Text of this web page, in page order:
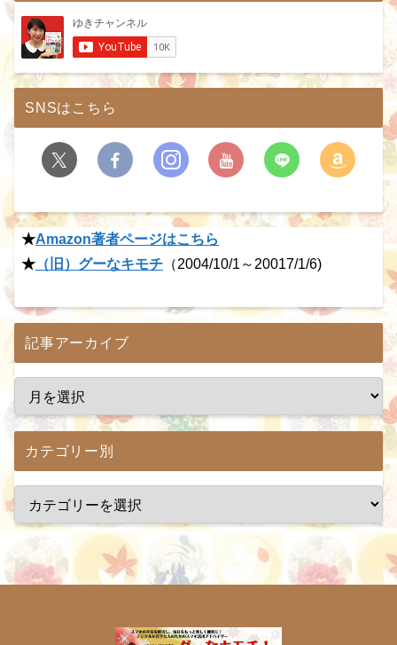
SNSはこちら
★Amazon著者ページはこちら
★ （旧）グーなキモチ （2004/10/1～20017/1/6)
記事アーカイブ
カテゴリー別